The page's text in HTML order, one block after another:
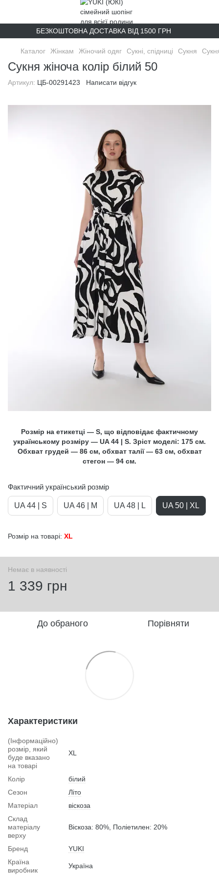
БЕЗКОШТОВНА ДОСТАВКА ВІД 1500 ГРН
Каталог Жінкам Жіночий одяг Сукні, спідниці Сукня
Сукня жіноча колір білий 50
Артикул: ЦБ-00291423 Написати відгук
Розмір на етикетці — S, що відповідає фактичному
українському розміру — UA 44 | S. Зріст моделі: 175 см.
Обхват грудей — 86 см, обхват талії — 63 см, обхват
стегон — 94 см.
Фактичний український розмір
UA 44 | S UA 46 | M UA 48 | L UA 50 | XL
Розмір на товарі: XL
Немає в наявності
1 339 грн
До обраного Порівняти
Характеристики
(Інформаційно)
розмір, який
буде вказано
на товарі
XL
Колір
білий
Сезон
Літо
Матеріал
віскоза
Склад
матеріалу
верху
Віскоза: 80%, Поліетилен: 20%
Бренд
YUKI
Країна
виробник
Україна